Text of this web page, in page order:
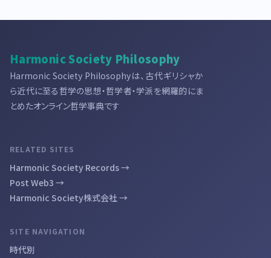
Harmonic Society Philosophy
Harmonic Society Philosophyは、古代ギリシャか
ら近代に至る哲学の思想・哲学者・学派を網羅的にま
とめたオンライン哲学事典です
RELATED SITES
Harmonic Society Records →
Post Web3 →
Harmonic Society株式会社 →
SITE NAVIGATION
時代別